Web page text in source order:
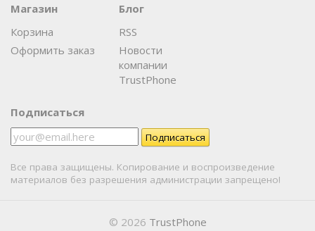
Магазин
Корзина
Оформить заказ
Блог
RSS
Новости
компании
TrustPhone
Подписаться
Все права защищены. Копирование и воспроизведение
материалов без разрешения администрации запрещено!
© 2026 TrustPhone